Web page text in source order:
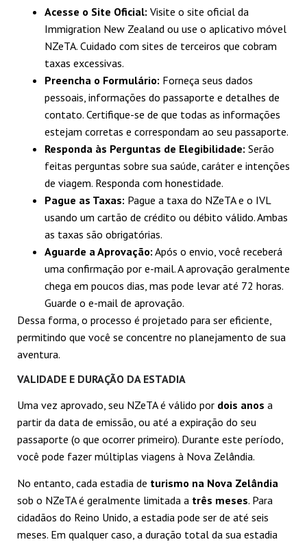
Acesse o Site Oficial: Visite o site oficial da
Immigration New Zealand ou use o aplicativo móvel
NZeTA. Cuidado com sites de terceiros que cobram
taxas excessivas.
Preencha o Formulário: Forneça seus dados
pessoais, informações do passaporte e detalhes de
contato. Certifique-se de que todas as informações
estejam corretas e correspondam ao seu passaporte.
Responda às Perguntas de Elegibilidade: Serão
feitas perguntas sobre sua saúde, caráter e intenções
de viagem. Responda com honestidade.
Pague as Taxas: Pague a taxa do NZeTA e o IVL
usando um cartão de crédito ou débito válido. Ambas
as taxas são obrigatórias.
Aguarde a Aprovação: Após o envio, você receberá
uma confirmação por e-mail. A aprovação geralmente
chega em poucos dias, mas pode levar até 72 horas.
Guarde o e-mail de aprovação.
Dessa forma, o processo é projetado para ser eficiente,
permitindo que você se concentre no planejamento de sua
aventura.
VALIDADE E DURAÇÃO DA ESTADIA
Uma vez aprovado, seu NZeTA é válido por dois anos a
partir da data de emissão, ou até a expiração do seu
passaporte (o que ocorrer primeiro). Durante este período,
você pode fazer múltiplas viagens à Nova Zelândia.
No entanto, cada estadia de turismo na Nova Zelândia
sob o NZeTA é geralmente limitada a três meses. Para
cidadãos do Reino Unido, a estadia pode ser de até seis
meses. Em qualquer caso, a duração total da sua estadia